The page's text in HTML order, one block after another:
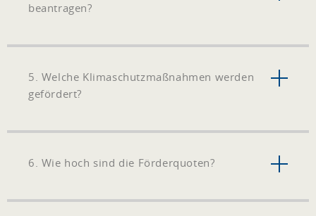
beantragen?
5. Welche Klimaschutzmaßnahmen werden
gefördert?
6. Wie hoch sind die Förderquoten?